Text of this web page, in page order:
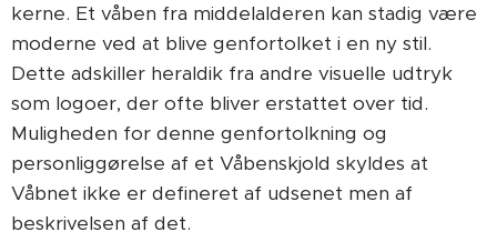
kerne. Et våben fra middelalderen kan stadig være
moderne ved at blive genfortolket i en ny stil.
Dette adskiller heraldik fra andre visuelle udtryk
som logoer, der ofte bliver erstattet over tid.
Muligheden for denne genfortolkning og
personliggørelse af et Våbenskjold skyldes at
Våbnet ikke er defineret af udsenet men af
beskrivelsen af det.